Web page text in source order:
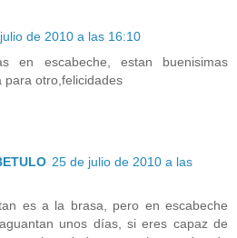
de 2010 a las 16:10
en escabeche, estan buenisimas
para otro,felicidades
25 de julio de 2010 a las
es a la brasa, pero en escabeche
unos días, si eres capaz de